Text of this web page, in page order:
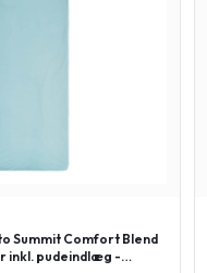
Summit Comfort Blend
inkl. pudeindlæg -